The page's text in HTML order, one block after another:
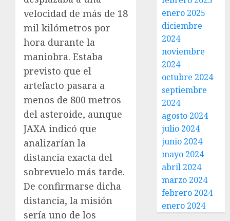
velocidad de más de 18
mil kilómetros por
hora durante la
maniobra. Estaba
previsto que el
artefacto pasara a
menos de 800 metros
del asteroide, aunque
JAXA indicó que
analizarían la
distancia exacta del
sobrevuelo más tarde.
De confirmarse dicha
distancia, la misión
sería uno de los
enero 2025
diciembre
2024
noviembre
2024
octubre 2024
septiembre
2024
agosto 2024
julio 2024
junio 2024
mayo 2024
abril 2024
marzo 2024
febrero 2024
enero 2024